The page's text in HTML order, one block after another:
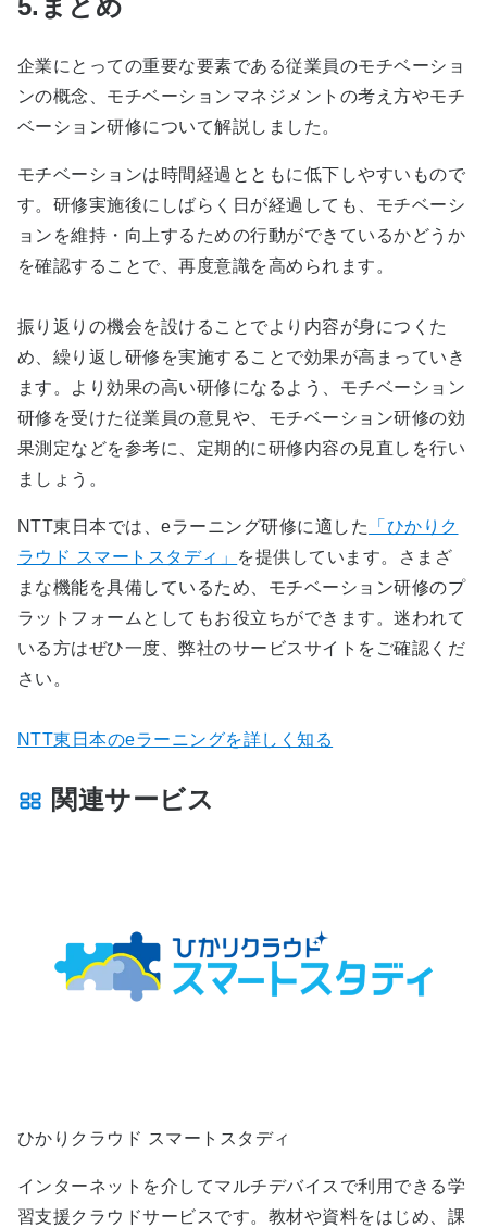
企業にとっての重要な要素である従業員のモチベーショ
ンの概念、モチベーションマネジメントの考え方やモチ
ベーション研修について解説しました。
モチベーションは時間経過とともに低下しやすいもので
す。研修実施後にしばらく日が経過しても、モチベーシ
ョンを維持・向上するための行動ができているかどうか
を確認することで、再度意識を高められます。
振り返りの機会を設けることでより内容が身につくた
め、繰り返し研修を実施することで効果が高まっていき
ます。より効果の高い研修になるよう、モチベーション
研修を受けた従業員の意見や、モチベーション研修の効
果測定などを参考に、定期的に研修内容の見直しを行い
ましょう。
NTT東日本では、eラーニング研修に適した
「ひかりク
ラウド スマートスタディ」
を提供しています。さまざ
まな機能を具備しているため、モチベーション研修のプ
ラットフォームとしてもお役立ちができます。迷われて
いる方はぜひ一度、弊社のサービスサイトをご確認くだ
さい。
NTT東日本のeラーニングを詳しく知る
関連サービス
ひかりクラウド スマートスタディ
インターネットを介してマルチデバイスで利用できる学
習支援クラウドサービスです。教材や資料をはじめ、課